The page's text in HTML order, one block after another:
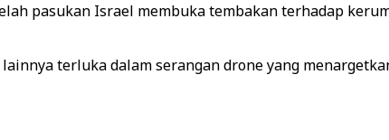
pasukan Israel membuka tembakan terhadap
terluka dalam serangan drone yang